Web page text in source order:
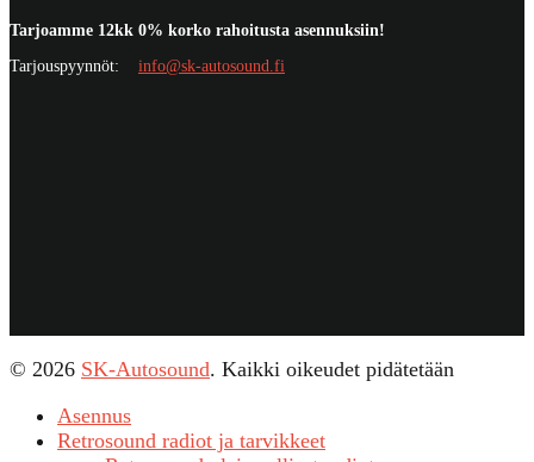
Tarjoamme 12kk 0% korko rahoitusta asennuksiin!
Tarjouspyynnöt: info@sk-autosound.fi
© 2026 SK-Autosound. Kaikki oikeudet pidätetään
Asennus
Retrosound radiot ja tarvikkeet